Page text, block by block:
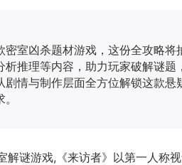
密室凶杀题材游戏，这份全攻略
推理等内容，助力玩家破解谜题
情与制作层面全方位解锁这款悬
谜游戏,《来访者》以第一人称